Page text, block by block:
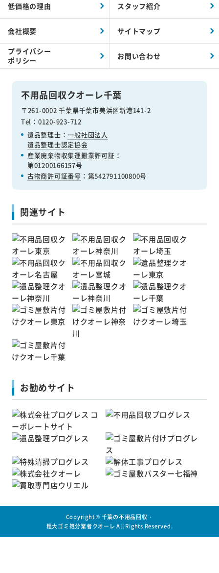
不用品回収クオーレ千葉
〒261-0002 千葉県千葉市美浜区新港141-2
Tel：0120-923-712
遺品整理士：一般社団法人
遺品整理士認定協会
産業廃棄物収集運搬業許可証 ：
第01200166157号
古物商許可証番号 ：第542791100800号
低価格の理由 スタッフ紹介
会社概要 サイトマップ
プライバシー
ポリシー
お問い合わせ
関連サイト
お勧めサイト
Copyright © 千葉の不用品回収・
粗大ゴミ処分業者クオーレ All Rights Reserved.